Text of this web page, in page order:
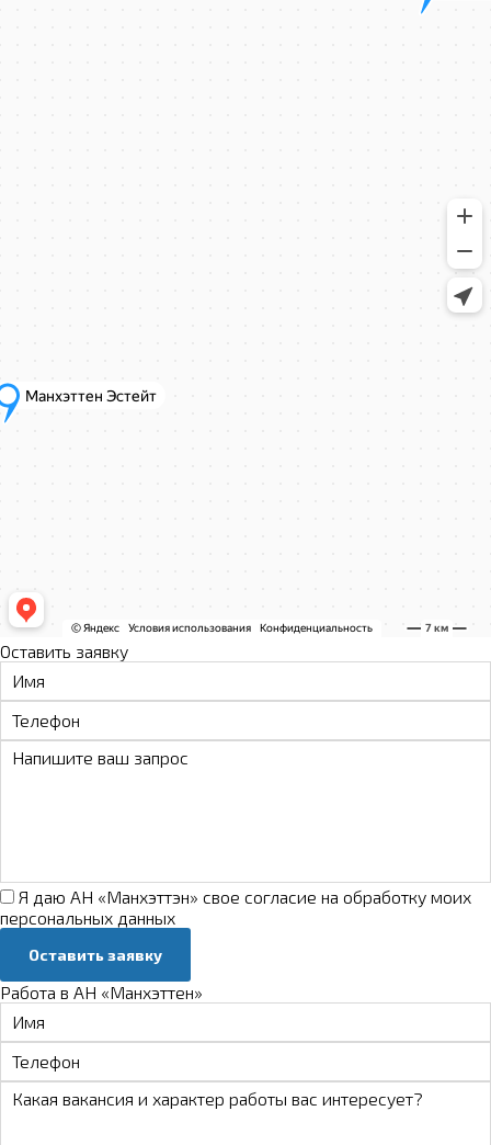
Оставить заявку
Я даю АН «Манхэттэн» свое согласие на обработку моих
персональных данных
Оставить заявку
Работа в АН «Манхэттен»